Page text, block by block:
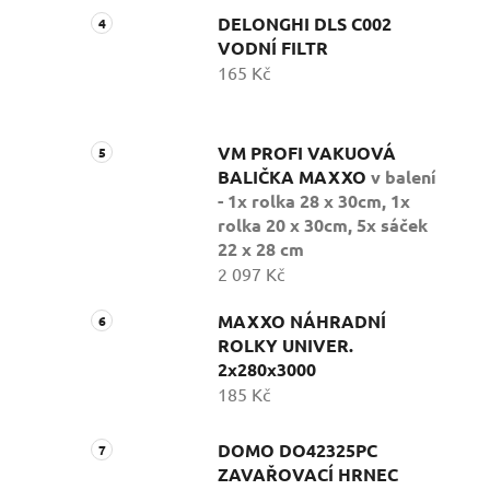
DELONGHI DLS C002
VODNÍ FILTR
165 Kč
VM PROFI VAKUOVÁ
BALIČKA MAXXO v balení
- 1x rolka 28 x 30cm, 1x
rolka 20 x 30cm, 5x sáček
22 x 28 cm
2 097 Kč
MAXXO NÁHRADNÍ
ROLKY UNIVER.
2x280x3000
185 Kč
DOMO DO42325PC
ZAVAŘOVACÍ HRNEC